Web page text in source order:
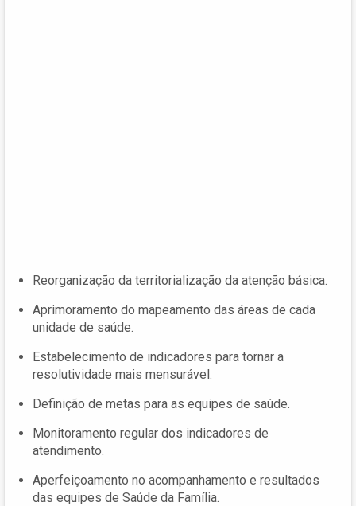
Reorganização da territorialização da atenção básica.
Aprimoramento do mapeamento das áreas de cada
unidade de saúde.
Estabelecimento de indicadores para tornar a
resolutividade mais mensurável.
Definição de metas para as equipes de saúde.
Monitoramento regular dos indicadores de
atendimento.
Aperfeiçoamento no acompanhamento e resultados
das equipes de Saúde da Família.